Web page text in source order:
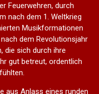
Feuerwehren, durch
nach dem 1. Weltkrieg
Musikformationen
dem Revolutionsjahr
die sich durch ihre
gut betreut, ordentlich
aus Anlass eines runden